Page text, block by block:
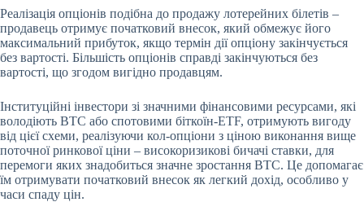
Реалізація опціонів подібна до продажу лотерейних білетів –
продавець отримує початковий внесок, який обмежує його
максимальний прибуток, якщо термін дії опціону закінчується
без вартості. Більшість опціонів справді закінчуються без
вартості, що згодом вигідно продавцям.
Інституційні інвестори зі значними фінансовими ресурсами, які
володіють BTC або спотовими біткоїн-ETF, отримують вигоду
від цієї схеми, реалізуючи кол-опціони з ціною виконання вище
поточної ринкової ціни – високоризикові бичачі ставки, для
перемоги яких знадобиться значне зростання BTC. Це допомагає
їм отримувати початковий внесок як легкий дохід, особливо у
часи спаду цін.